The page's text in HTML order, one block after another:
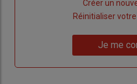
Créer un
de
Réinitialiser
me
Je me